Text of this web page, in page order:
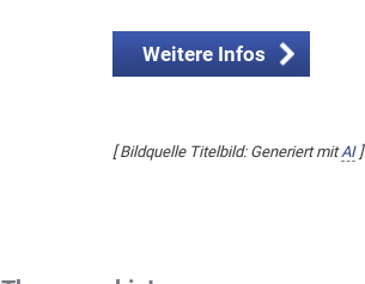
Weitere Infos
[ Bildquelle Titelbild: Generiert mitAI]